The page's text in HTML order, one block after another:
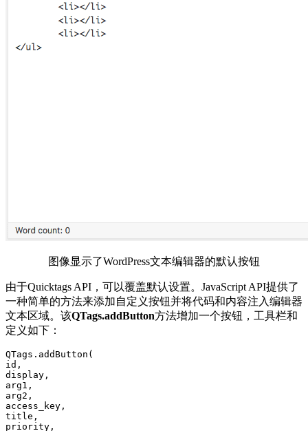
图像显示了WordPress文本编辑器的默认按钮
由于Quicktags API，可以覆盖默认设置。JavaScript API提供了
一种简单的方法来添加自定义按钮并将代码和内容注入编辑器
文本区域。该QTags.addButton方法增加一个按钮，工具栏和
定义如下：
QTags.addButton(
id,
display,
arg1,
arg2,
access_key,
title,
priority,